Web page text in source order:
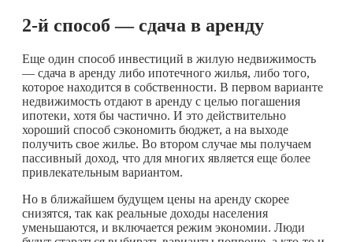
2-й способ—сдача в аренду
Еще один способ инвестиций в жилую недвижимость
— сдача в аренду либо ипотечного жилья, либо того,
которое находится в собственности. В первом варианте
недвижимость отдают в аренду с целью погашения
ипотеки, хотя бы частично. И это действительно
хороший способ сэкономить бюджет, а на выходе
получить свое жилье. Во втором случае мы получаем
пассивный доход, что для многих является еще более
привлекательным вариантом.
Но в ближайшем будущем цены на аренду скорее
снизятся, так как реальные доходы населения
уменьшаются, и включается режим экономии. Люди